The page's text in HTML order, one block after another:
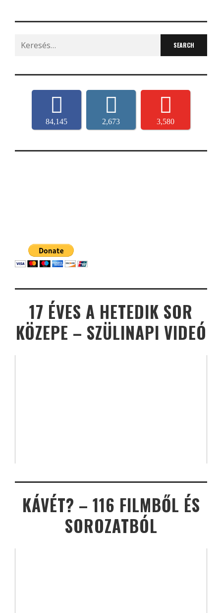
Search
for:
84,145 2,673 3,580
17 ÉVES A HETEDIK SOR
KÖZEPE – SZÜLINAPI VIDEÓ
KÁVÉT? – 116 FILMBŐL ÉS
SOROZATBÓL